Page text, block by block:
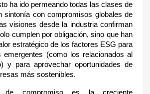
ha ido permeando todas las clases de
sintonía con compromisos globales de
visiones desde la industria confirman
cumplen por obligación, sino que han
estratégico de los factores ESG para
emergentes (como los relacionados al
y para aprovechar oportunidades de
más sostenibles.